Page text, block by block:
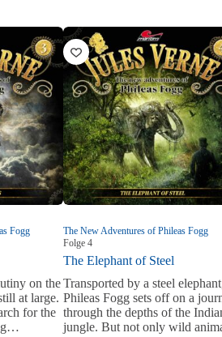
Fogg
on the
at large.
for the
The New Adventures of Phileas Fogg
Folge 4
The Elephant of Steel
Transported by a steel
Phileas Fogg sets off on a
through the depths of the
jungle. But not only wild